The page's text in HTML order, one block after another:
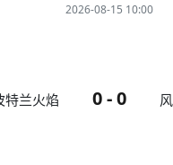
2026-08-15 10:00
特兰火焰 0 - 0